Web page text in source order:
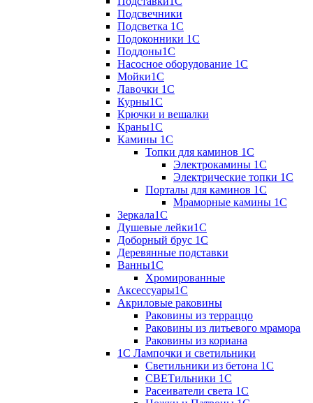
Подсвечники
Подсветка 1С
Подоконники 1С
Поддоны1С
Насосное оборудование 1С
Мойки1С
Лавочки 1С
Курны1С
Крючки и вешалки
Краны1С
Камины 1C
Топки для каминов 1C
Электрокамины 1С
Электрические топки 1C
Порталы для каминов 1С
Мраморные камины 1C
Зеркала1С
Душевые лейки1С
Доборный брус 1С
Деревянные подставки
Ванны1С
Хромированные
Аксессуары1С
Акриловые раковины
Раковины из терраццо
Раковины из литьевого мрамора
Раковины из кориана
1С Лампочки и светильники
Светильники из бетона 1С
СВЕТильники 1С
Расеиватели света 1С